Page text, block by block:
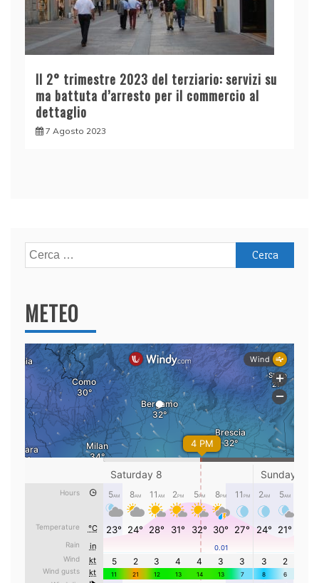
Il 2° trimestre 2023 del terziario: servizi su
ma battuta d’arresto per il commercio al
dettaglio
7 Agosto 2023
Ricerca
per:
METEO